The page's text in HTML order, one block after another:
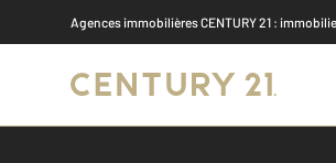
Agences immobilières CENTURY 21 :